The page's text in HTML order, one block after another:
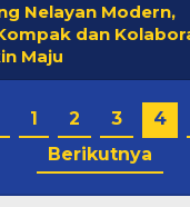
Nelayan Modern,
dan
Maju
1 2 3 4
Berikutnya